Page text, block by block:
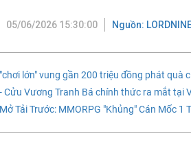
05/06/2026 15:30:00 Nguồn:
lớn" vung gần 200 triệu đồng phát
Cửu Vương Tranh Bá chính thức ra mắt tại
Tải Trước: MMORPG "Khủng" Cán Mốc 1